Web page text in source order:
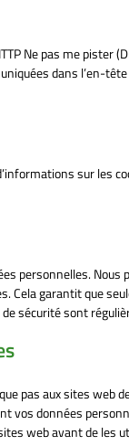
Ne pas me pister
dans l’en-
sur les
personnelles.
Cela garantit que
sécurité sont
pas aux sites
vos données
web avant de les